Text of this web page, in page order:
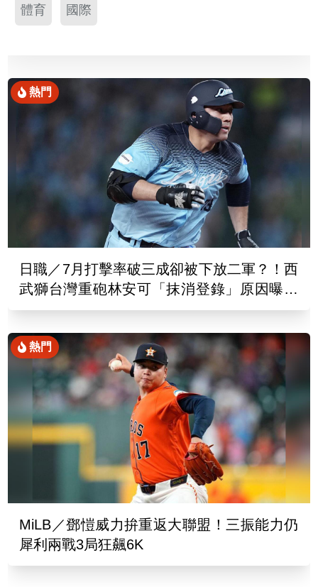
體育 國際
熱門
日職／7月打擊率破三成卻被下放二軍？！西
武獅台灣重砲林安可「抹消登錄」原因曝光
了
熱門
MiLB／鄧愷威力拚重返大聯盟！三振能力仍
犀利兩戰3局狂飆6K